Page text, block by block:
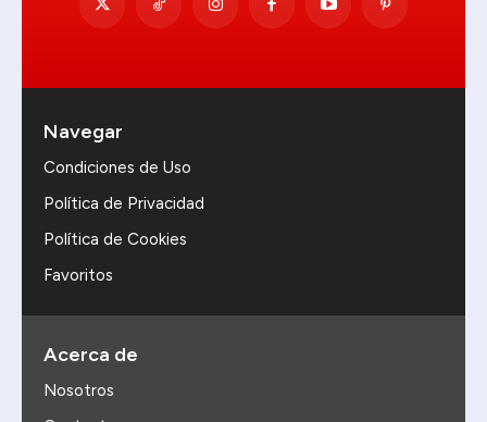
Navegar
Condiciones de Uso
Política de Privacidad
Política de Cookies
Favoritos
Acerca de
Nosotros